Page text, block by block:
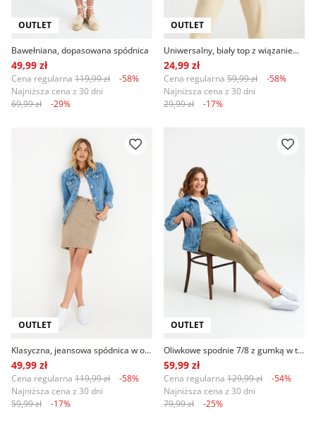
OUTLET
Bawełniana, dopasowana spódnica
49,99 zł
Cena regularna 119,99 zł
-58%
Najniższa cena z 30 dni
69,99 zł
-29%
OUTLET
Uniwersalny, biały top z wiązaniem u dołu
24,99 zł
Cena regularna 59,99 zł
-58%
Najniższa cena z 30 dni
29,99 zł
-17%
OUTLET
Klasyczna, jeansowa spódnica w oliwkowym kolorze
49,99 zł
Cena regularna 119,99 zł
-58%
Najniższa cena z 30 dni
59,99 zł
-17%
OUTLET
Oliwkowe spodnie 7/8 z gumką w talii
59,99 zł
Cena regularna 129,99 zł
-54%
Najniższa cena z 30 dni
79,99 zł
-25%